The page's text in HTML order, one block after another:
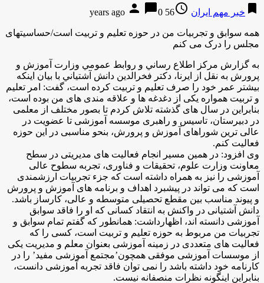
bookmark خبر مهم ایران access_time
56 years ago
person chat_bubble0
همه سوابق و تجربیات من در حوزه تعلیم و تربیت است/حساسیتهای
مجلس را درک می کنم
به گزارش مركز اطلاع رساني و روابط عمومي وزارت آموزش و
پرورش به نقل از ايرنا، دکتر فخرالدین دانش آشتياني با بیان اینکه
بیشتر عمر خود را صرف تعلیم و تربیت کرده است، گفت: امر تعلیم
و تربیت همواره یکی از دغدغه ها و علاقه مندی های من بوده است،
بنابراین در سال های گذشته تلاش کردم تا بصور مختلف از معلمی
در دبیرستان، تاسیس و راهبری موسسه آموزشی تا عضویت در
عالی ترین شوراهای آموزش و پرورش، بنحو مناسبی در این حوزه
فعالیت کنم.
وی افزود: در همین مسیر انجام فعالیت های مدیریتی در سطح
معاونت وزارت علوم، تحقیقات و فناوری، تجربه سطوح عالی
آموزشی را نیز به همراه داشته است که جزء تجربیات ارزشمندی
است که می تواند در پیشبرد اهداف و برنامه های آموزش و پرورش
و پیوند مناسب بین مقطع تحصیلی متوسطه و عالی، کارساز باشد.
دانش آشتیانی در واکنش به انتقاد کسانی که او را فاقد سوابق
آموزشی دانسته اند، اظهارداشت: همانطور که گفتم تمام سوابق و
تجربیات من مربوط به حوزه تعلیم و تربیت است، کسی را که
فعالیت های متعددی در زمینه آموزشی بعنوان معلم و مدیریت یکی
از موسسات آموزشی موفقی همچون’مجتمع آموزشی مفید’ را در
کارنامه خود داشته باشد را نمی توان فاقد تجربه آموزشی دانست،
بنابراین اینگونه نظرات منصفانه نیست.